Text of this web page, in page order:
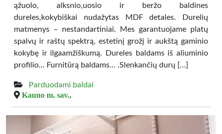
ąžuolo, alksnio,uosio ir beržo baldines
dureles,kokybiškai nudažytas MDF detales. Durelių
matmenys – nestandartiniai. Mes garantuojame platų
spalvų ir raštų spektrą, estetinį grožį ir aukštą gaminio
kokybę ir ilgaamžiškumą. Dureles baldams iš aliuminio
profilio… Furnitūrą baldams… .Slenkančių durų […]
Parduodami baldai
Kauno m. sav.,